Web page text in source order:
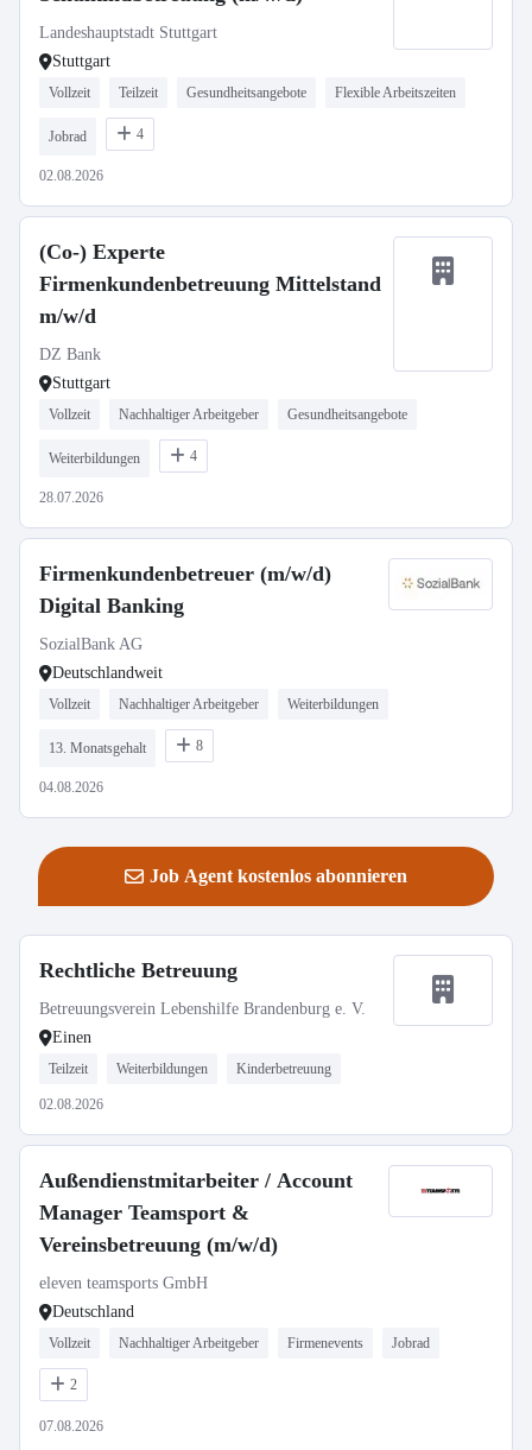
Landeshauptstadt Stuttgart
Stuttgart
Vollzeit Teilzeit Gesundheitsangebote Flexible Arbeitszeiten
Jobrad 4
02.08.2026
(Co-) Experte
Firmenkundenbetreuung Mittelstand
m/w/d
DZ Bank
Stuttgart
Vollzeit Nachhaltiger Arbeitgeber Gesundheitsangebote
Weiterbildungen 4
28.07.2026
Firmenkundenbetreuer (m/w/d)
Digital Banking
SozialBank AG
Deutschlandweit
Vollzeit Nachhaltiger Arbeitgeber Weiterbildungen
13. Monatsgehalt 8
04.08.2026
Job Agent kostenlos abonnieren
Rechtliche Betreuung
Betreuungsverein Lebenshilfe Brandenburg e. V.
Einen
Teilzeit Weiterbildungen Kinderbetreuung
02.08.2026
Außendienstmitarbeiter / Account
Manager Teamsport &
Vereinsbetreuung (m/w/d)
eleven teamsports GmbH
Deutschland
Vollzeit Nachhaltiger Arbeitgeber Firmenevents Jobrad
2
07.08.2026